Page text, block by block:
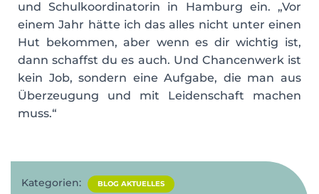
und Schulkoordinatorin in Hamburg ein. „Vor
einem Jahr hätte ich das alles nicht unter einen
Hut bekommen, aber wenn es dir wichtig ist,
dann schaffst du es auch. Und Chancenwerk ist
kein Job, sondern eine Aufgabe, die man aus
Überzeugung und mit Leidenschaft machen
muss.“
Kategorien: BLOG AKTUELLES